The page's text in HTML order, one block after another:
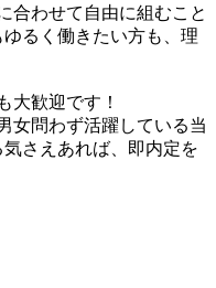
合わせて自由に組むこと
るく働きたい方も、理
大歓迎です！
女問わず活躍している当
さえあれば、即内定を